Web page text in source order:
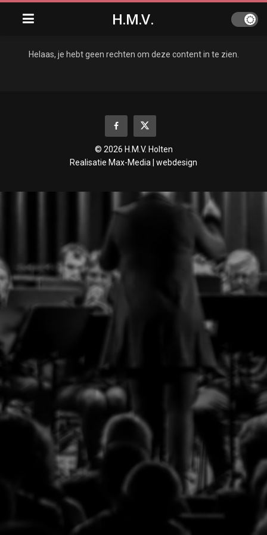
H.M.V.
Helaas, je hebt geen rechten om deze content in te zien.
© 2026 H.M.V. Holten
Realisatie Max-Media | webdesign